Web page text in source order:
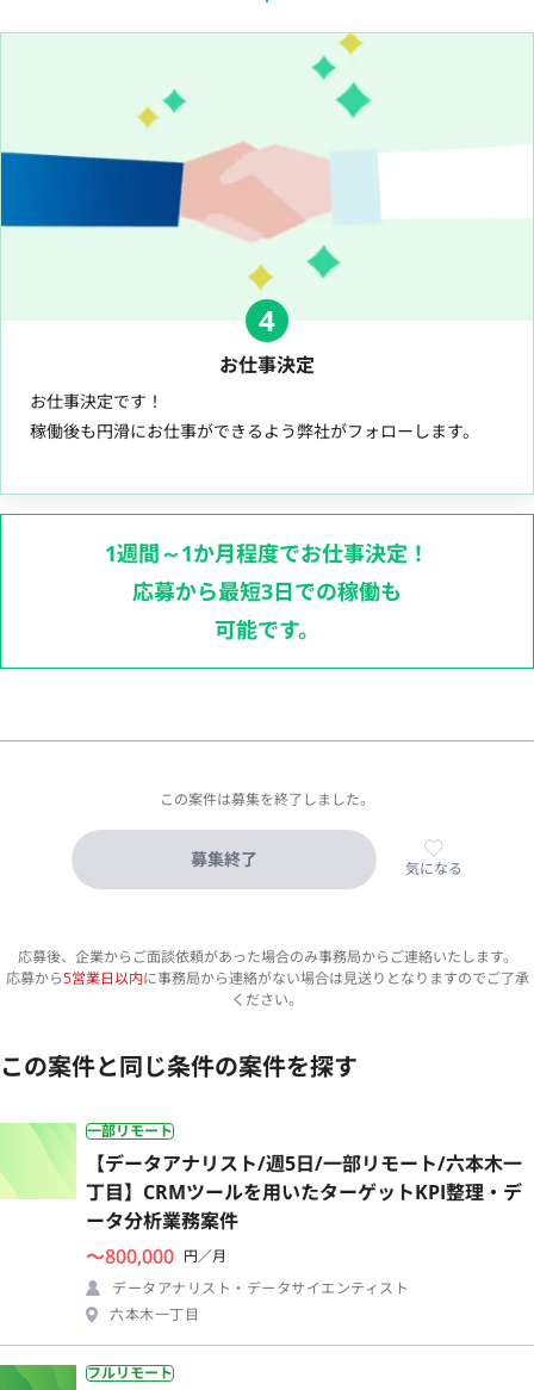
4
お仕事決定
お仕事決定です！
稼働後も円滑にお仕事ができるよう弊社がフォローします。
1週間～1か月程度でお仕事決定！
応募から最短3日での稼働も
可能です。
この案件は募集を終了しました。
募集終了 気になる
応募後、企業からご面談依頼があった場合のみ事務局からご連絡いたします。
応募から5営業日以内に事務局から連絡がない場合は見送りとなりますのでご了承
ください。
この案件と同じ条件の案件を探す
一部リモート
【データアナリスト/週5日/一部リモート/六本木一
丁目】CRMツールを用いたターゲットKPI整理・デ
ータ分析業務案件
〜800,000 円／月
データアナリスト・データサイエンティスト
六本木一丁目
フルリモート